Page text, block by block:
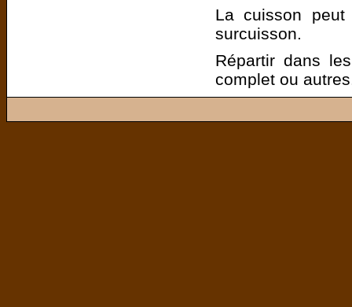
La cuisson
surcuisson.
Répartir dans
complet ou